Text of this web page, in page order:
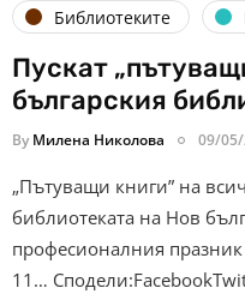
Библиотеките
Пускат
българския
By Милена Николова 09/
„Пътуващи книги” на
библиотеката на Нов
професионалния
11…